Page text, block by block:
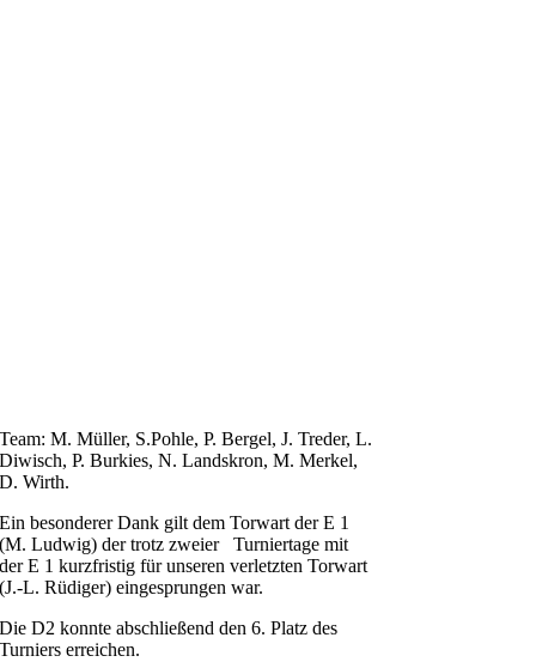
Team: M. Müller, S.Pohle, P. Bergel, J. Treder, L.
Diwisch, P. Burkies, N. Landskron, M. Merkel,
D. Wirth.
Ein besonderer Dank gilt dem Torwart der E 1
(M. Ludwig) der trotz zweier Turniertage mit
der E 1 kurzfristig für unseren verletzten Torwart
(J.-L. Rüdiger) eingesprungen war.
Die D2 konnte abschließend den 6. Platz des
Turniers erreichen.